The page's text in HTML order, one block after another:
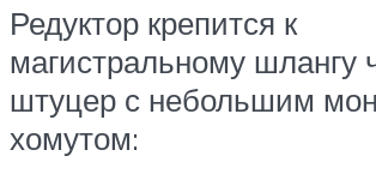
Редуктор крепится к
магистральному шлангу
штуцер с небольшим
хомутом: